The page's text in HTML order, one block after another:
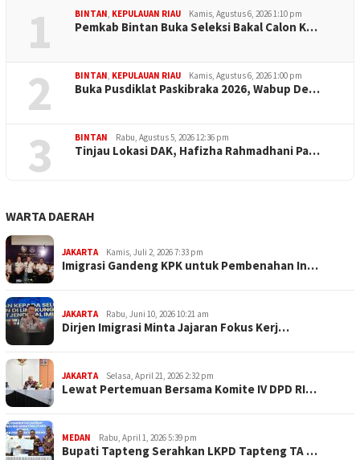
1 BINTAN, KEPULAUAN RIAU Kamis, Agustus 6, 2026 1:10 pm
Pemkab Bintan Buka Seleksi Bakal Calon K…
2 BINTAN, KEPULAUAN RIAU Kamis, Agustus 6, 2026 1:00 pm
Buka Pusdiklat Paskibraka 2026, Wabup De…
3 BINTAN Rabu, Agustus 5, 2026 12:36 pm
Tinjau Lokasi DAK, Hafizha Rahmadhani Pa…
WARTA DAERAH
JAKARTA Kamis, Juli 2, 2026 7:33 pm
Imigrasi Gandeng KPK untuk Pembenahan In…
JAKARTA Rabu, Juni 10, 2026 10:21 am
Dirjen Imigrasi Minta Jajaran Fokus Kerj…
JAKARTA Selasa, April 21, 2026 2:32 pm
Lewat Pertemuan Bersama Komite IV DPD RI…
MEDAN Rabu, April 1, 2026 5:39 pm
Bupati Tapteng Serahkan LKPD Tapteng TA …